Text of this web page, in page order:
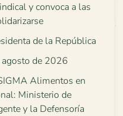
y convoca a las
de la República
agosto de 2026
Alimentos en
Ministerio de
y la Defensoría